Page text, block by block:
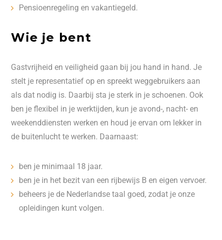
Pensioenregeling en vakantiegeld.
Wie je bent
Gastvrijheid en veiligheid gaan bij jou hand in hand. Je
stelt je representatief op en spreekt weggebruikers aan
als dat nodig is. Daarbij sta je sterk in je schoenen. Ook
ben je flexibel in je werktijden, kun je avond-, nacht- en
weekenddiensten werken en houd je ervan om lekker in
de buitenlucht te werken. Daarnaast:
ben je minimaal 18 jaar.
ben je in het bezit van een rijbewijs B en eigen vervoer.
beheers je de Nederlandse taal goed, zodat je onze
opleidingen kunt volgen.